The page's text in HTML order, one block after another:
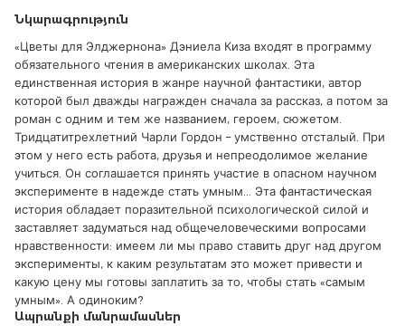
поразительной психологической силой и заставляет
нравственности: имеем ли мы право ставить друг над
другом эксперименты, к каким результатам это может
привести и какую цену мы готовы заплатить за то, чтобы
стать «самым умным». А одиноким?
Նկարագրություն
«Цветы для Элджернона» Дэниела Киза входят в программу
обязательного чтения в американских школах. Эта
единственная история в жанре научной фантастики, автор
которой был дважды награжден сначала за рассказ, а потом за
роман с одним и тем же названием, героем, сюжетом.
Тридцатитрехлетний Чарли Гордон – умственно отсталый. При
этом у него есть работа, друзья и непреодолимое желание
учиться. Он соглашается принять участие в опасном научном
эксперименте в надежде стать умным… Эта фантастическая
история обладает поразительной психологической силой и
заставляет задуматься над общечеловеческими вопросами
нравственности: имеем ли мы право ставить друг над другом
эксперименты, к каким результатам это может привести и
какую цену мы готовы заплатить за то, чтобы стать «самым
умным». А одиноким?
Ապրանքի մանրամասներ